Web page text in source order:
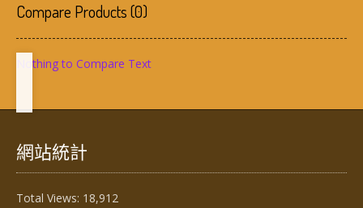
Compare Products(0)
Nothing to Compare Text
網站統計
Total Views: 18,912